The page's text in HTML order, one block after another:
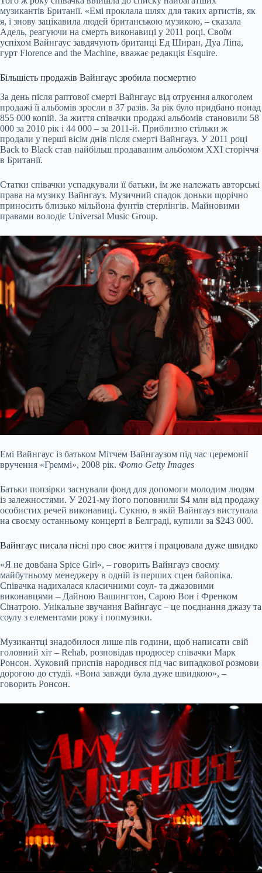
музикантів Британії. «Емі проклала шлях для таких артистів, як
я, і знову зацікавила людей британською музикою, – сказала
Адель, реагуючи на смерть виконавиці у 2011 році. Своїм
успіхом Вайнгаус завдячують британці Ед Ширан, Дуа Ліпа,
гурт Florence and the Machine, вважає редакція Esquire.
Більшість продажів Вайнгаус зробила посмертно
За день після раптової смерті Вайнгаус від отруєння алкоголем
продажі її альбомів зросли в 37 разів. За рік було придбано понад
855 000 копій. За життя співачки продажі альбомів становили 58
000 за 2010 рік і 44 000 – за 2011-й. Приблизно стільки ж
продали у перші вісім днів після смерті Вайнгауз. У 2011 році
Back to Black став найбільш продаваним альбомом XXI сторіччя
в Британії.
Статки співачки успадкували її батьки, їм же належать авторські
права на музику Вайнгауз. Музичний спадок доньки щорічно
приносить близько мільйона фунтів стерлінгів. Майновими
правами володіє Universal Music Group.
Емі Вайнгаус із батьком Мітчем Вайнгаузом під час церемонії
вручення «Греммі», 2008 рік. Фото Getty Images
Батьки попзірки заснували фонд для допомоги молодим людям
із залежностями. У 2021-му його поповнили $4 млн від продажу
особистих речей виконавиці. Сукню, в якій Вайнгауз виступала
на своєму останньому концерті в Белграді, купили за $243 000.
Вайнгаус писала пісні про своє життя і працювала дуже швидко
«Я не довбана Spice Girl», – говорить Вайнгауз своєму
майбутньому менеджеру в одній із перших сцен байопіка.
Співачка надихалася класичними соул- та джазовими
виконавцями – Дайною Вашингтон, Сарою Вон і Френком
Сінатрою. Унікальне звучання Вайнгаус – це поєднання джазу та
соулу з елементами року і попмузики.
Музикантці знадобилося лише пів години, щоб написати свій
головний хіт – Rehab, розповідав продюсер співачки Марк
Ронсон. Хуковий приспів народився під час випадкової розмови
дорогою до студії. «Вона завжди була дуже швидкою», –
говорить Ронсон.